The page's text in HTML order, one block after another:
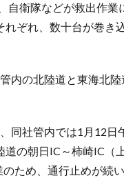
衛隊などが救出作業
ぞれ、数十台が巻き
内の北陸道と東海北
同社管内では1月12日
の朝日IC～柿崎IC（
ため、通行止めが続